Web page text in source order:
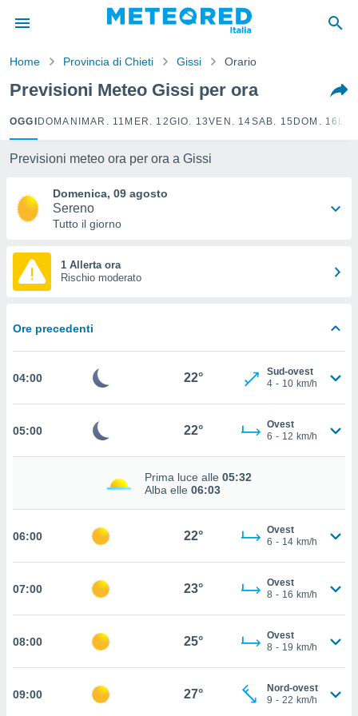
di
per
le
per
clic sul
Home Provincia di Chieti Gissi Orario
Previsioni Meteo Gissi per ora
OGGI DOMANI MAR. 11 MER. 12GIO. 13VEN. 14SAB. 15 DOM. 16
Previsioni meteo ora per ora a Gissi
Domenica, 09 agosto
Sereno
Tutto il giorno
1 Allerta ora
Rischio moderato
Ore precedenti
04:00 22°
Sud-ovest
4 - 10 km/h
05:00 22°
Ovest
6 - 12 km/h
Prima luce alle 05:32
Alba elle 06:03
06:00 22°
Ovest
6 - 14 km/h
07:00 23°
Ovest
8 - 16 km/h
08:00 25°
Ovest
8 - 19 km/h
09:00 27°
Nord-ovest
9 - 22 km/h